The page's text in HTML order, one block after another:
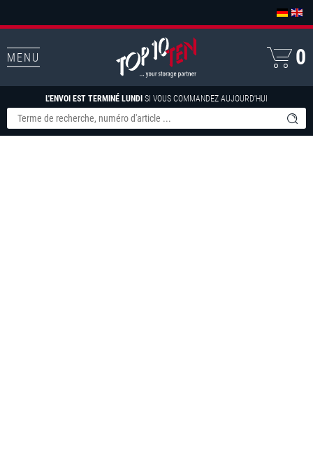
MENU
L'ENVOI EST TERMINÉ LUNDI SI VOUS COMMANDEZ AUJOURD'HUI
0